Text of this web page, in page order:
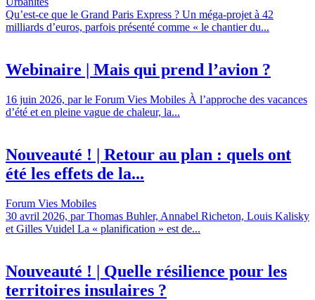
Qu’est-ce que le Grand Paris Express ? Un méga-projet à 42
milliards d’euros, parfois présenté comme « le chantier du...
Webinaire | Mais qui prend l’avion ?
16 juin 2026, par le Forum Vies Mobiles À l’approche des vacances
d’été et en pleine vague de chaleur, la...
Nouveauté ! | Retour au plan : quels ont
été les effets de la...
Forum Vies Mobiles
30 avril 2026, par Thomas Buhler, Annabel Richeton, Louis Kalisky
et Gilles Vuidel La « planification » est de...
Nouveauté ! | Quelle résilience pour les
territoires insulaires ?